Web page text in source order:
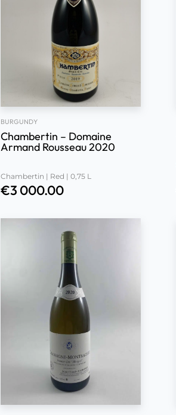
BURGUNDY
Chambertin – Domaine
Armand Rousseau 2020
Chambertin | Red | 0,75 L
€3 000.00